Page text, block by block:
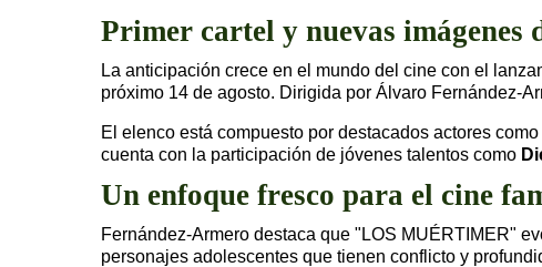
Primer cartel y nuevas
La anticipación crece en el mundo del cine con el
próximo 14 de agosto. Dirigida por Álvaro Fernández-
El elenco está compuesto por destacados actores como
cuenta con la participación de jóvenes talentos como
Un enfoque fresco para el cine
Fernández-Armero destaca que "LOS MUÉRTIMER"
personajes adolescentes que tienen conflicto y